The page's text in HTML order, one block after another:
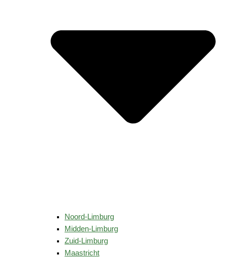
Noord-Limburg
Midden-Limburg
Zuid-Limburg
Maastricht